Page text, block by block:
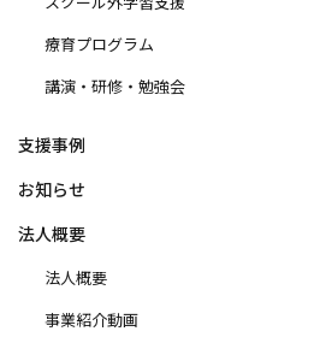
療育プログラム
講演・研修・勉強会
支援事例
お知らせ
法人概要
法人概要
事業紹介動画